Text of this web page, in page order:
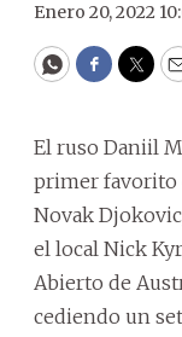
Enero 20, 2022
WhatsApp
El ruso Daniil
primer favorito
Novak
el local Nick
Abierto de
cediendo un